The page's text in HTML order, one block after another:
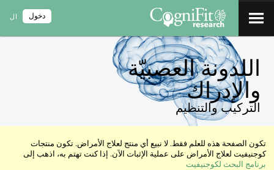
ال دخول
اللدونة العصبيّة
والإدراك
التركيب والتنظيم
تكون الصفحة هذه للعلم فقط. لا نبيع أي منتج لعلاج الأمراض. تكون منتجات
كوجنيفيت لعلاج الأمراض على عملية الإثبات الآن. إذا كنت تهتم به، اذهب إلى
برنامج البحث لكوجنيفيت